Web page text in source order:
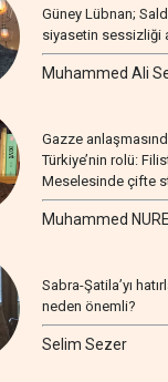
Güney Lübnan;
siyasetin sessizliği
Muhammed Ali
Gazze
Türkiye’nin rolü:
Meselesinde çifte
seyir
Muhammed
Sabra-Şatila’yı
neden önemli?
Selim Sezer